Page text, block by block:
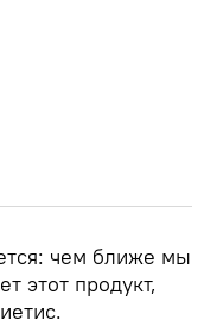
чем ближе мы
этот продукт,